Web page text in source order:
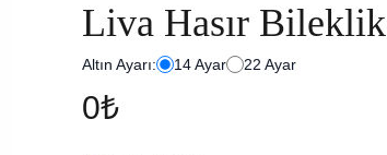
Liva Hasır Bileklik
Altın Ayarı: 14Ayar 22 Ayar
0₺